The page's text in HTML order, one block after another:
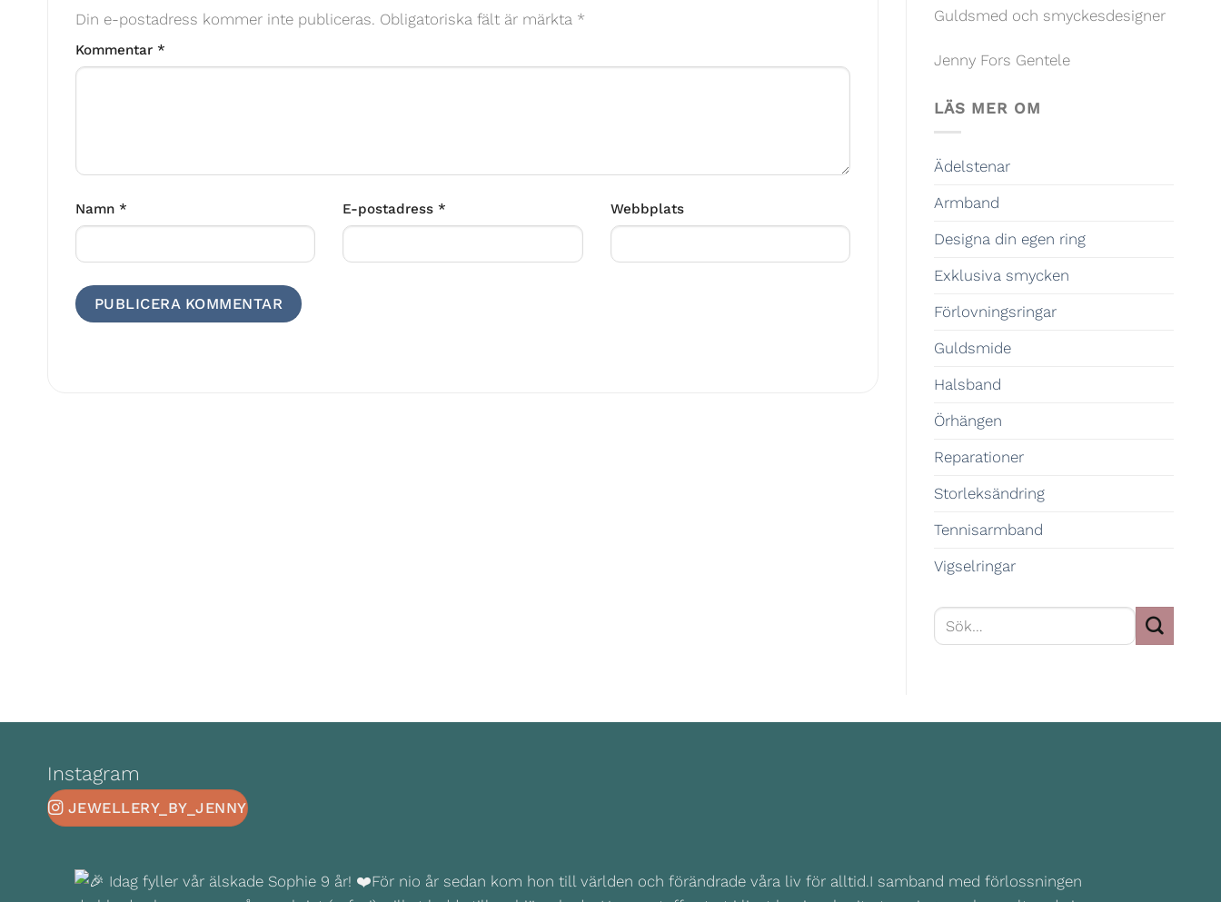
Din e-postadress kommer inte publiceras. Obligatoriska fält är märkta *
Kommentar *
Namn * E-postadress* Webbplats
Guldsmed och smyckesdesigner
Jenny Fors Gentele
LÄS MER OM
Ädelstenar
Armband
Designa din egen ring
Exklusiva smycken
Förlovningsringar
Guldsmide
Halsband
Örhängen
Reparationer
Storleksändring
Tennisarmband
Vigselringar
Instagram
JEWELLERY_BY_JENNY